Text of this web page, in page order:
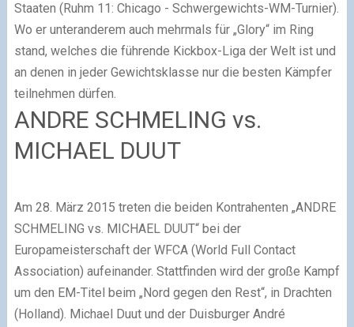
Staaten (Ruhm 11: Chicago - Schwergewichts-WM-Turnier).
Wo er unteranderem auch mehrmals für „Glory“ im Ring
stand, welches die führende Kickbox-Liga der Welt ist und
an denen in jeder Gewichtsklasse nur die besten Kämpfer
teilnehmen dürfen.
ANDRE SCHMELING vs.
MICHAEL DUUT
Am 28. März 2015 treten die beiden Kontrahenten „ANDRE
SCHMELING vs. MICHAEL DUUT“ bei der
Europameisterschaft der WFCA (World Full Contact
Association) aufeinander. Stattfinden wird der große Kampf
um den EM-Titel beim „Nord gegen den Rest“, in Drachten
(Holland). Michael Duut und der Duisburger André